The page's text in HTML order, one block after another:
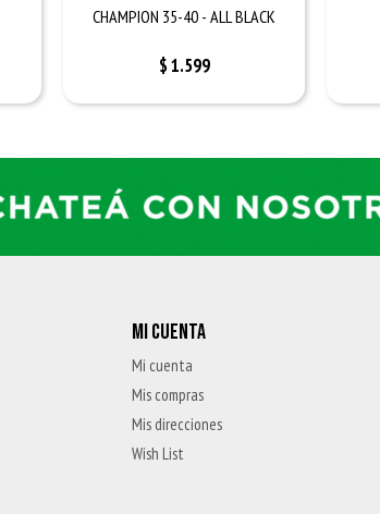
CHAMPION 35-40 - ALL BLACK
$1.599
MI CUENTA
Mi cuenta
Mis compras
Mis direcciones
Wish List